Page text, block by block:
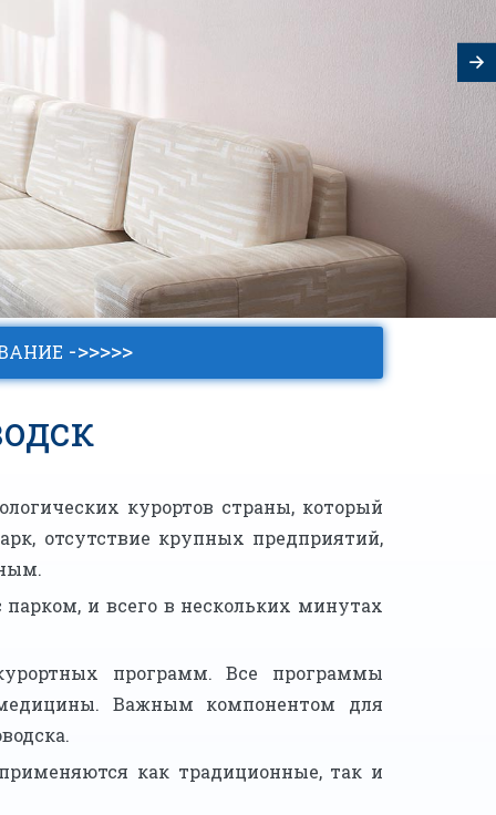
->>>>>
курортов страны, который
отсутствие крупных предприятий,
и всего в нескольких минутах
курортных программ. Все программы
Важным компонентом для
как традиционные, так и